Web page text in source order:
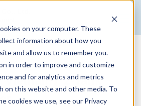
on your computer. These
information about how you
and allow us to remember you.
in order to improve and customize
and for analytics and metrics
on this website and other media. To
cookies we use, see our Privacy
improvement
】2-Tank